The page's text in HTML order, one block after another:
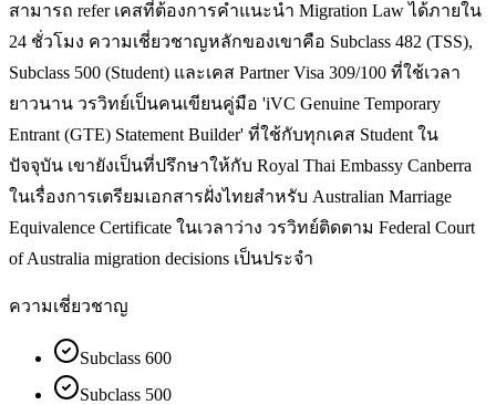
สามารถ refer เคสที่ต้องการคำแนะนำ Migration Law ได้ภายใน
24 ชั่วโมง ความเชี่ยวชาญหลักของเขาคือ Subclass 482 (TSS),
Subclass 500 (Student) และเคส Partner Visa 309/100 ที่ใช้เวลา
ยาวนาน วรวิทย์เป็นคนเขียนคู่มือ 'iVC Genuine Temporary
Entrant (GTE) Statement Builder' ที่ใช้กับทุกเคส Student ใน
ปัจจุบัน เขายังเป็นที่ปรึกษาให้กับ Royal Thai Embassy Canberra
ในเรื่องการเตรียมเอกสารฝั่งไทยสำหรับ Australian Marriage
Equivalence Certificate ในเวลาว่าง วรวิทย์ติดตาม Federal Court
of Australia migration decisions เป็นประจำ
ความเชี่ยวชาญ
Subclass 600
Subclass 500